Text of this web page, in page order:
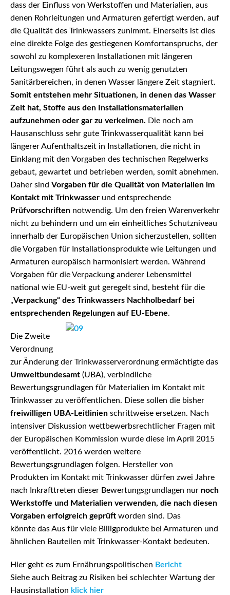
dass der Einfluss von Werkstoffen und Materialien, aus
denen Rohrleitungen und Armaturen gefertigt werden, auf
die Qualität des Trinkwassers zunimmt. Einerseits ist dies
eine direkte Folge des gestiegenen Komfortanspruchs, der
sowohl zu komplexeren Installationen mit längeren
Leitungswegen führt als auch zu wenig genutzten
Sanitärbereichen, in denen Wasser längere Zeit stagniert.
Somit entstehen mehr Situationen, in denen das Wasser
Zeit hat, Stoffe aus den Installationsmaterialien
aufzunehmen oder gar zu verkeimen. Die noch am
Hausanschluss sehr gute Trinkwasserqualität kann bei
längerer Aufenthaltszeit in Installationen, die nicht in
Einklang mit den Vorgaben des technischen Regelwerks
gebaut, gewartet und betrieben werden, somit abnehmen.
Daher sind Vorgaben für die Qualität von Materialien im
Kontakt mit Trinkwasser und entsprechende
Prüfvorschriften notwendig. Um den freien Warenverkehr
nicht zu behindern und um ein einheitliches Schutzniveau
innerhalb der Europäischen Union sicherzustellen, sollten
die Vorgaben für Installationsprodukte wie Leitungen und
Armaturen europäisch harmonisiert werden. Während
Vorgaben für die Verpackung anderer Lebensmittel
national wie EU-weit gut geregelt sind, besteht für die
„Verpackung“ des Trinkwassers Nachholbedarf bei
entsprechenden Regelungen auf EU-Ebene.
Die Zweite
Verordnung
zur Änderung der Trinkwasserverordnung ermächtigte das
Umweltbundesamt (UBA), verbindliche
Bewertungsgrundlagen für Materialien im Kontakt mit
Trinkwasser zu veröffentlichen. Diese sollen die bisher
freiwilligen UBA-Leitlinien schrittweise ersetzen. Nach
intensiver Diskussion wettbewerbsrechtlicher Fragen mit
der Europäischen Kommission wurde diese im April 2015
veröffentlicht. 2016 werden weitere
Bewertungsgrundlagen folgen. Hersteller von
Produkten im Kontakt mit Trinkwasser dürfen zwei Jahre
nach Inkrafttreten dieser Bewertungsgrundlagen nur noch
Werkstoffe und Materialien verwenden, die nach diesen
Vorgaben erfolgreich geprüft worden sind. Das
könnte das Aus für viele Billigprodukte bei Armaturen und
ähnlichen Bauteilen mit Trinkwasser-Kontakt bedeuten.
Hier geht es zum Ernährungspolitischen Bericht
Siehe auch Beitrag zu Risiken bei schlechter Wartung der
Hausinstallation klick hier